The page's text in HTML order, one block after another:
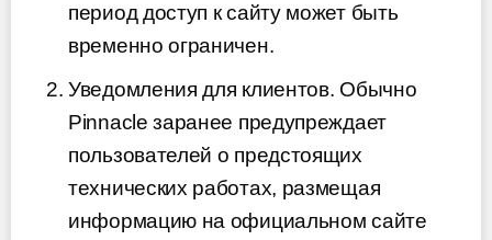
период доступ к сайту может быть
временно ограничен.
Уведомления для клиентов. Обычно
Pinnacle заранее предупреждает
пользователей о предстоящих
технических работах, размещая
информацию на официальном сайте